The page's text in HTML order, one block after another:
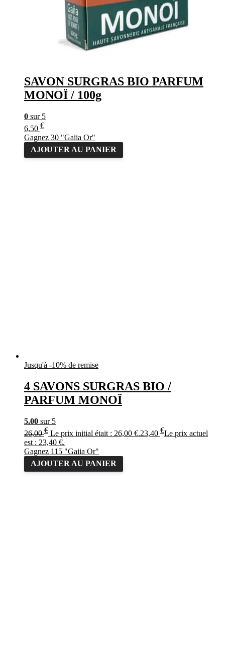
SAVON SURGRAS BIO PARFUM
MONOÏ / 100g
0 sur 5
6,50 €
Gagnez 30 "Gaiia Or"
AJOUTER AU PANIER
Jusqu'à -10% de remise
4 SAVONS SURGRAS BIO /
PARFUM MONOÏ
5.00 sur 5
26,00€ Le prix initial était : 26,00 €.23,40 €Le prix actuel
est : 23,40 €.
Gagnez 115 "Gaiia Or"
AJOUTER AU PANIER